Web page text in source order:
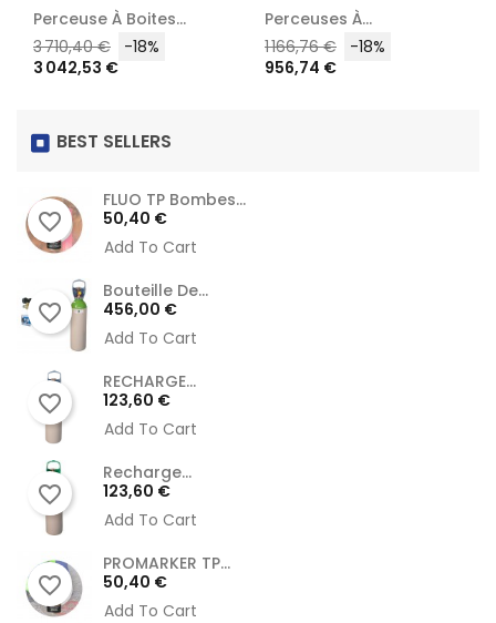
Perceuse À Boites...
Prix
3 710,40 € -18%
3 042,53 €
Perceuses À...
Prix
1 166,76 € -18%
956,74 €
BEST SELLERS
FLUO TP Bombes...
Prix
50,40 €
Add To Cart
favorite_border
Bouteille De...
Prix
456,00 €
Add To Cart
favorite_border
RECHARGE...
Prix
123,60 €
Add To Cart
favorite_border
Recharge...
Prix
123,60 €
Add To Cart
favorite_border
PROMARKER TP...
Prix
50,40 €
Add To Cart
favorite_border